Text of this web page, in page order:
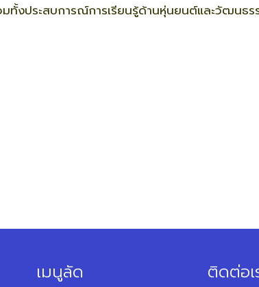
งประสบการณ์การเรียนรู้ด้านหุ่นยนต์และวัฒนธร
เมนูลัด ติดต่อเ